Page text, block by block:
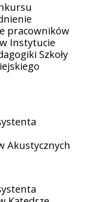
pracowników
Instytucie
Szkoły
Akustycznych